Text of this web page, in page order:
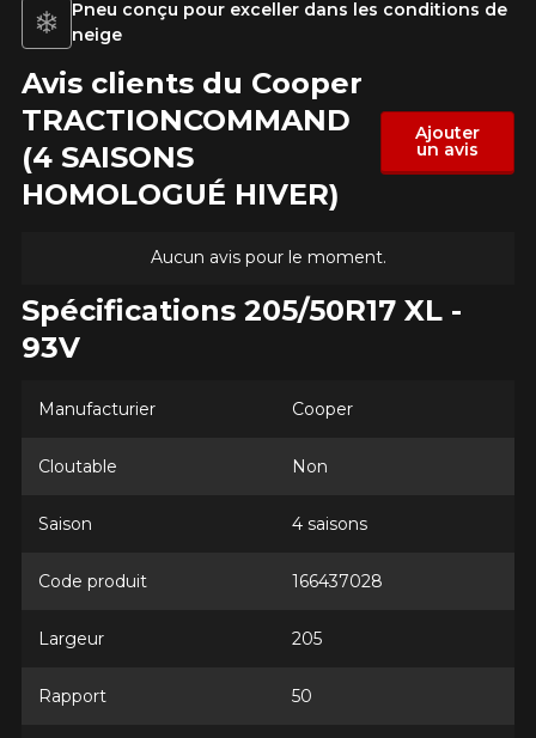
Pneu conçu pour exceller dans les conditions de
neige
Avis clients du Cooper
TRACTIONCOMMAND
(4 SAISONS
HOMOLOGUÉ HIVER)
Ajouter
un avis
Aucun avis pour le moment.
Spécifications 205/50R17 XL -
93V
Manufacturier Cooper
Cloutable Non
Saison 4 saisons
Code produit 166437028
Largeur 205
Rapport 50
Votre avis concernant le
SAISONS HOMOLOGUÉ
HIVER)